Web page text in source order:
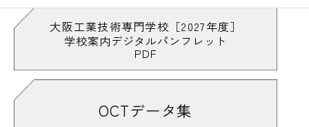
大阪工業技術専門学校［2027年度］
学校案内デジタルパンフレット
PDF
OCTデータ集